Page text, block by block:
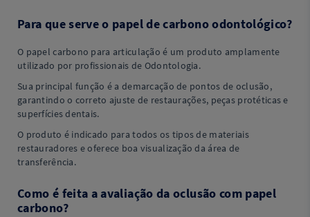
Para que serve o papel de carbono odontológico?
O papel carbono para articulação é um produto amplamente
utilizado por profissionais de Odontologia.
Sua principal função é a demarcação de pontos de oclusão,
garantindo o correto ajuste de restaurações, peças protéticas e
superfícies dentais.
O produto é indicado para todos os tipos de materiais
restauradores e oferece boa visualização da área de
transferência.
Como é feita a avaliação da oclusão com papel
carbono?